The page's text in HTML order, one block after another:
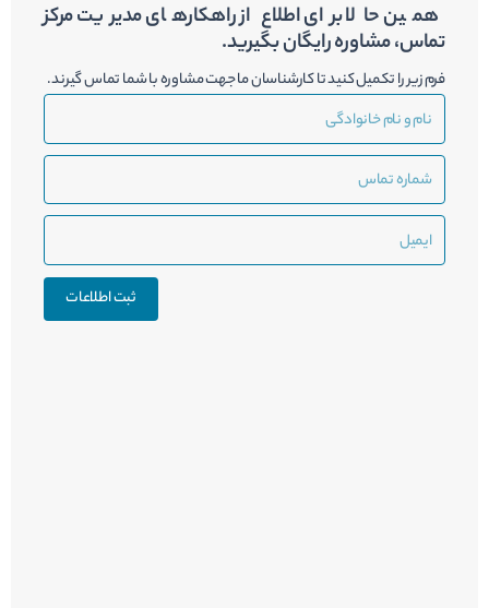
همین حالا برای اطلاع از راهکارهای مدیریت مرکز
تماس، مشاوره رایگان بگیرید.
فرم زیر را تکمیل کنید تا کارشناسان ما جهت مشاوره با شما تماس گیرند.
نام
نام
خانوادگی
شماره
ایمیل
ثبت اطلاعات